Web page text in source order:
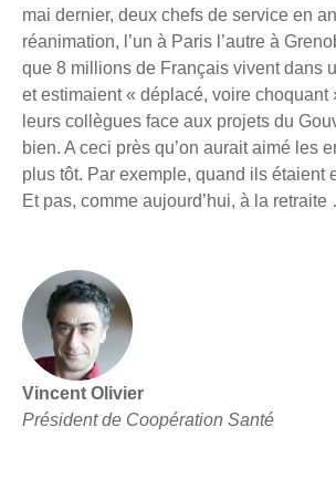
mai dernier, deux chefs de service en
réanimation, l’un à Paris l’autre à
que 8 millions de Français vivent dans
et estimaient « déplacé, voire choquant
leurs collègues face aux projets du
bien. A ceci près qu’on aurait aimé les
plus tôt. Par exemple, quand ils étaient
Et pas, comme aujourd’hui, à la retraite
Vincent Olivier
Président de Coopération Santé